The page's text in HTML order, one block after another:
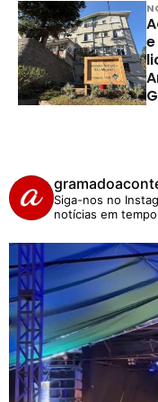
Siga-nos no
notícias em